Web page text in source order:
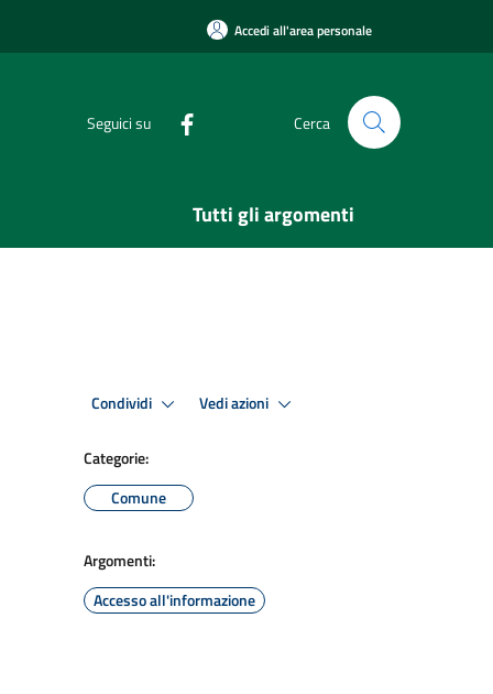
Accedi all'area personale
Seguici su Cerca
Tutti gli argomenti
Condividi Vedi azioni
Categorie:
Comune
Argomenti:
Accesso all'informazione